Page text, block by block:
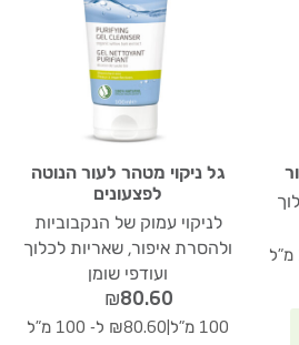
גל ניקוי מטהר לעור הנוטה
לפצעונים
לניקוי עמוק של הנקבוביות
ולהסרת איפור, שאריות לכלוך
ועודפי שומן
₪80.60
100 מ"ל ₪80.60 ל- 100 מ"ל